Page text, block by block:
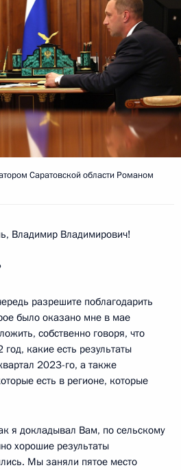
Саратовской области Романом
Владимир Владимирович!
разрешите поблагодарить
было оказано мне в мае
собственно говоря, что
какие есть результаты
2023-го, а также
есть в регионе, которые
я докладывал Вам, по сельскому
хорошие результаты
Мы заняли пятое место